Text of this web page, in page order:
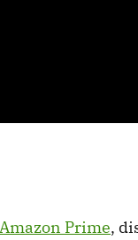
Amazon Prime,